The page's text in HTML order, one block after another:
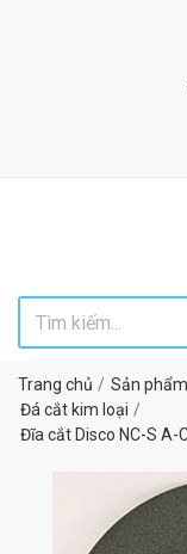
Trang chủ Sản phẩm
Đá cắt kim loại
Đĩa cắt Disco NC-S A-